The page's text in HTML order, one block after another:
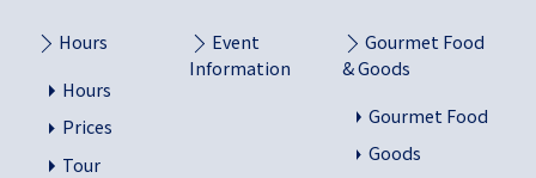
Hours
Hours
Prices
Tour
Event
Information
Gourmet Food
& Goods
Gourmet Food
Goods